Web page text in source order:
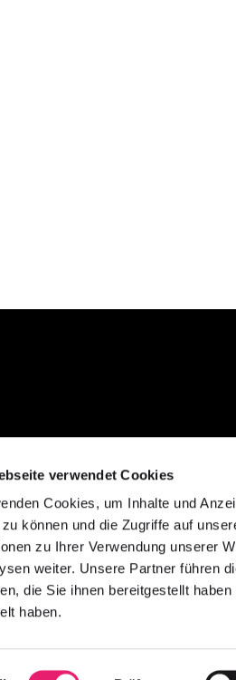
verwendet Cookies
Cookies, um Inhalte und
können und die Zugriffe auf
zu Ihrer Verwendung unserer
weiter. Unsere Partner führen
die Sie ihnen bereitgestellt
haben.
Inhalte
Schweiz
dafür,
LEISTUNGEN
E621